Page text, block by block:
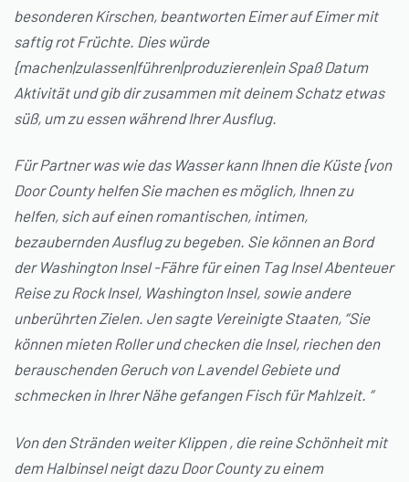
besonderen Kirschen, beantworten Eimer auf Eimer mit
saftig rot Früchte. Dies würde
{machen|zulassen|führen|produzieren|ein Spaß Datum
Aktivität und gib dir zusammen mit deinem Schatz etwas
süß, um zu essen während Ihrer Ausflug.
Für Partner was wie das Wasser kann Ihnen die Küste {von
Door County helfen Sie machen es möglich, Ihnen zu
helfen, sich auf einen romantischen, intimen,
bezaubernden Ausflug zu begeben. Sie können an Bord
der Washington Insel -Fähre für einen Tag Insel Abenteuer
Reise zu Rock Insel, Washington Insel, sowie andere
unberührten Zielen. Jen sagte Vereinigte Staaten, “Sie
können mieten Roller und checken die Insel, riechen den
berauschenden Geruch von Lavendel Gebiete und
schmecken in Ihrer Nähe gefangen Fisch für Mahlzeit. “
Von den Stränden weiter Klippen , die reine Schönheit mit
dem Halbinsel neigt dazu Door County zu einem